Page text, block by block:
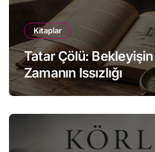
Kitaplar
Tatar Çölü:
Zamanın Issızlığı